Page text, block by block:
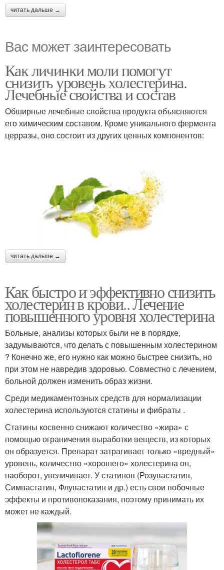
читать дальше →
Вас может заинтересовать
Как личинки моли помогут
снизить уровень холестерина.
Лечебные свойства и состав
Обширные лечебные свойства продукта объясняются
его химическим составом. Кроме уникального фермента
церразы, оно состоит из других ценных компонентов:
читать дальше →
Как быстро и эффективно снизить
холестерин в крови.. Лечение
повышенного уровня холестерина
Больные, анализы которых были не в порядке,
задумываются, что делать с повышенным холестерином
? Конечно же, его нужно как можно быстрее снизить, но
при этом не навредив здоровью. Совместно с лечением,
больной должен изменить образ жизни.
Среди медикаментозных средств для нормализации
холестерина используются статины и фибраты .
Статины косвенно снижают количество «жира» с
помощью ограничения выработки веществ, из которых
он образуется. Препарат затрагивает только «вредный»
уровень, количество «хорошего» холестерина он,
наоборот, увеличивает. У статинов (Розувастатин,
Симвастатин, Флувастатин и др.) есть свои побочные
эффекты и противопоказания, поэтому принимать их
может не каждый.